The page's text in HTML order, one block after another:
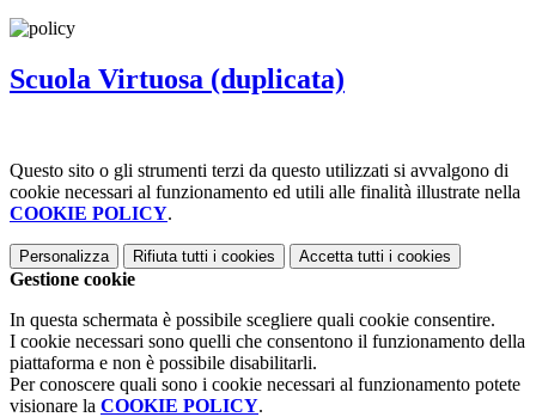
Scuola Virtuosa (duplicata)
Questo sito o gli strumenti terzi da questo utilizzati si avvalgono di
cookie necessari al funzionamento ed utili alle finalità illustrate nella
COOKIE POLICY.
Personalizza Rifiuta tutti i cookies Accetta tutti i cookies
Gestione cookie
In questa schermata è possibile scegliere quali cookie consentire.
I cookie necessari sono quelli che consentono il funzionamento della
piattaforma e non è possibile disabilitarli.
Per conoscere quali sono i cookie necessari al funzionamento potete
visionare la COOKIE POLICY.